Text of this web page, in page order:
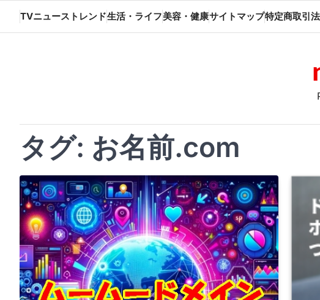
content
TVニューストレンド生活・ライフ美容・健康サイトマップ特定商取引
タグ: お名前.com